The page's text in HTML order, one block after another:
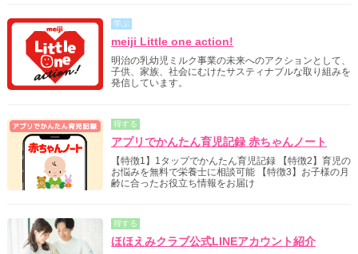
学ぶ
meiji Little one action!
明治の乳幼児ミルク事業の未来へのアクションとして、
子供、家族、社会にむけたサスティナブルな取り組みを
発信しています。
得する
アプリでかんたん育児記録 赤ちゃんノート
【特徴1】1タップでかんたん育児記録 【特徴2】育児の
お悩みを無料で栄養士に相談可能 【特徴3】お子様の月
齢に合ったお役立ち情報をお届け
得する
ほほえみクラブ公式LINEアカウント紹介